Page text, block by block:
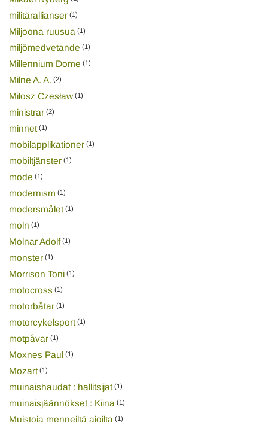
militärallianser(1)
Miljoona ruusua (1)
miljömedvetande (1)
Millennium Dome (1)
Milne A. A. (2)
Miłosz Czesław(1)
ministrar(2)
minnet(1)
mobilapplikationer(1)
mobiltjänster(1)
mode (1)
modernism (1)
modersmålet(1)
moln (1)
Molnar Adolf(1)
monster(1)
Morrison Toni(1)
motocross (1)
motorbåtar(1)
motorcykelsport(1)
motpåvar(1)
Moxnes Paul(1)
Mozart(1)
muinaishaudat : hallitsijat(1)
muinaisjäännökset : Kiina (1)
Muistoja menneiltä ajoilta (1)